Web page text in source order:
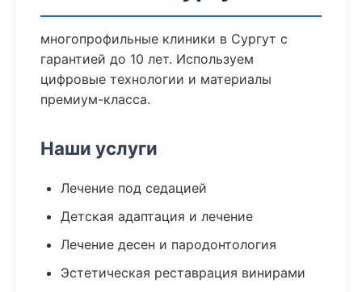
многопрофильные клиники в Сургут с
гарантией до 10 лет. Используем
цифровые технологии и материалы
премиум-класса.
Наши услуги
Лечение под седацией
Детская адаптация и лечение
Лечение десен и пародонтология
Эстетическая реставрация винирами